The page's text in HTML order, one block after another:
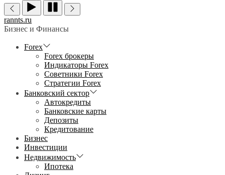
rannts.ru
Бизнес и Финансы
Forex
Forex брокеры
Индикаторы Forex
Советники Forex
Стратегии Forex
Банковский сектор
Автокредиты
Банковские карты
Депозиты
Кредитование
Бизнес
Инвестиции
Недвижимость
Ипотека